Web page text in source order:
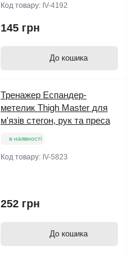
Код товару: IV-4192
145 грн
До кошика
Тренажер Еспандер-
метелик Thigh Master для
м'язів стегон, рук та преса
в наявності
Код товару: IV-5823
252 грн
До кошика